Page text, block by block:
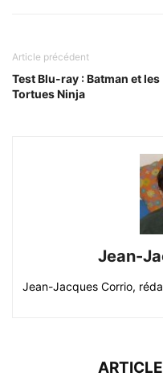
Article précédent
Test Blu-ray : Batman et les
Tortues Ninja
Jean-
Jean-Jacques Corrio,